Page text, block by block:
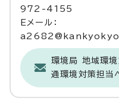
972-4155
Eメール：
環境局 地域環
通環境対策担当